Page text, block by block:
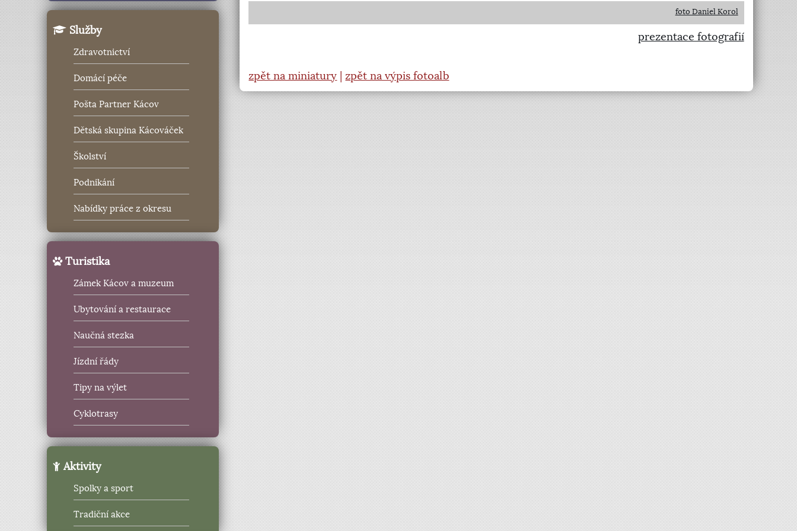
Služby
Zdravotnictví
Domácí péče
Pošta Partner Kácov
Dětská skupina Kácováček
Školství
Podnikání
Nabídky práce z okresu
Turistika
Zámek Kácov a muzeum
Ubytování a restaurace
Naučná stezka
Jízdní řády
Tipy na výlet
Cyklotrasy
Aktivity
Spolky a sport
Tradiční akce
foto Daniel Korol
prezentace fotografií
zpět na miniatury |zpět na výpis fotoalb